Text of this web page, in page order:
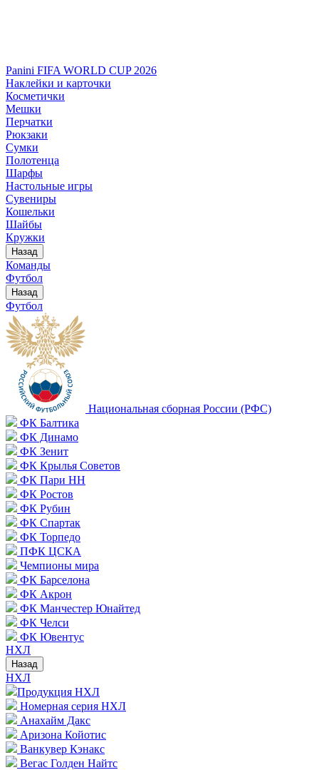
Panini FIFA WORLD CUP 2026
Наклейки и карточки
Косметички
Мешки
Перчатки
Рюкзаки
Сумки
Полотенца
Шарфы
Настольные игры
Сувениры
Кошельки
Шайбы
Кружки
Назад
Команды
Футбол
Назад
Футбол
Национальная сборная России (РФС)
ФК Балтика
ФК Динамо
ФК Зенит
ФК Крылья Советов
ФК Пари НН
ФК Ростов
ФК Рубин
ФК Спартак
ФК Торпедо
ПФК ЦСКА
Чемпионы мира
ФК Барселона
ФК Акрон
ФК Манчестер Юнайтед
ФК Челси
ФК Ювентус
НХЛ
Назад
НХЛ
Продукция НХЛ
Номерная серия НХЛ
Анахайм Дакс
Аризона Койотис
Ванкувер Кэнакс
Вегас Голден Найтс